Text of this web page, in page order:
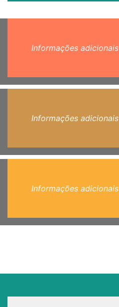
Informações adicionais
Informações adicionais
Informações adicionais